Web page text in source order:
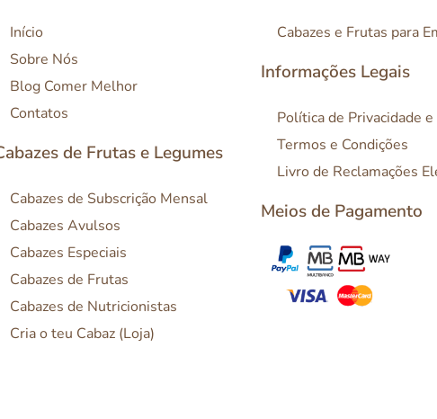
Início
Sobre Nós
Blog Comer Melhor
Contatos
de Frutas e Legumes
Cabazes de Subscrição Mensal
Cabazes Avulsos
Cabazes Especiais
Cabazes de Frutas
Cabazes de Nutricionistas
Cria o teu Cabaz (Loja)
Cabazes e Frutas para
Informações Legais
Política de Privacidade e
Termos e Condições
Livro de Reclamações
Meios de Pagamento